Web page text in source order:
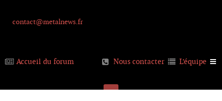
contact@metalnews.fr
Accueil du forum L’équipe
Nous contacter